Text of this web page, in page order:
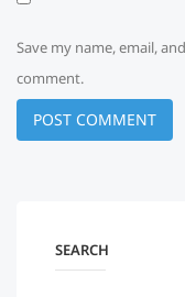
Save my name, email,
comment.
SEARCH